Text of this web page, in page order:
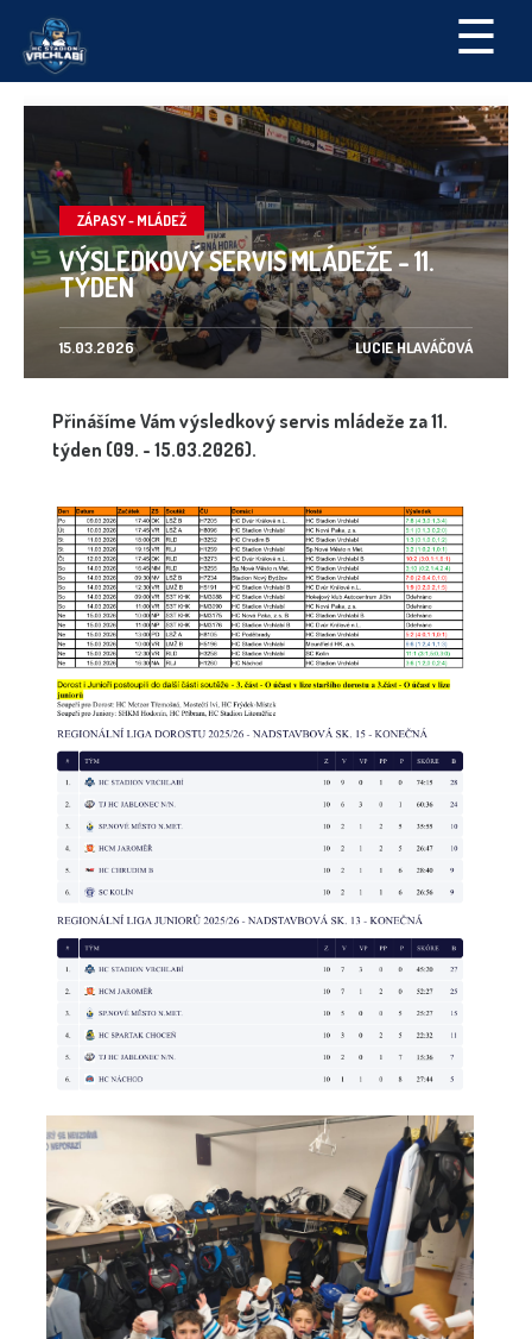
☰
ZÁPASY - MLÁDEŽ
VÝSLEDKOVÝ SERVIS MLÁDEŽE - 11.
TÝDEN
15.03.2026 LUCIE HLAVÁČOVÁ
Přinášíme Vám výsledkový servis mládeže za 11.
týden (09. - 15.03.2026).